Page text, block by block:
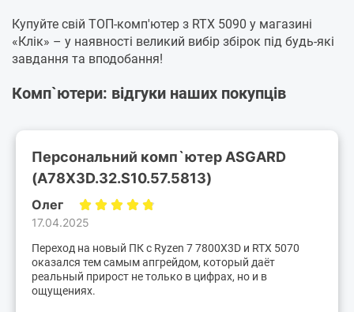
Купуйте свій ТОП-комп'ютер з RTX 5090 у магазині
«Клік» – у наявності великий вибір збірок під будь-які
завдання та вподобання!
Комп`ютери: відгуки наших покупців
Персональний комп`ютер ASGARD
(A78X3D.32.S10.57.5813)
Олег
17.04.2025
Переход на новый ПК с Ryzen 7 7800X3D и RTX 5070
оказался тем самым апгрейдом, который даёт
реальный прирост не только в цифрах, но и в
ощущениях.